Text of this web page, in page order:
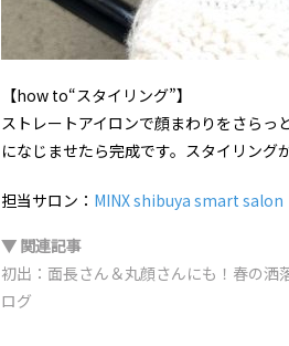
【how to“スタイリング”】
ストレートアイロンで顔まわりをさらっ
になじませたら完成です。スタイリング
担当サロン： MINX shibuya smart salon
▼ 関連記事
初出：面長さん＆丸顔さんにも！春の
ログ